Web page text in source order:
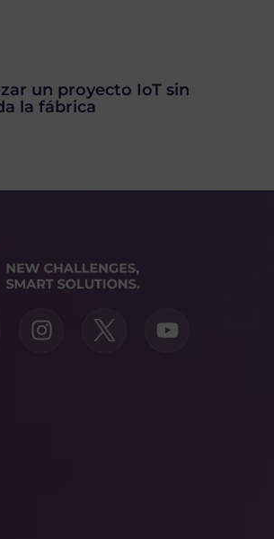
un proyecto IoT sin
la fábrica